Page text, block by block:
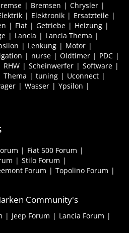
Bremsen
Chrysler
Elektronik
Ersatzteile
Fiat Getriebe
Heizung
Lancia
Lancia Thema
Lenkung
Motor
nurse Oldtimer
PDC
RHW Scheinwerfer
Software
Thema tuning
Uconnect
Wasser
Ypsilon
Fiat 500 Forum
Stilo Forum
Forum
Topolino Forum
Community's
Jeep Forum
Lancia Forum